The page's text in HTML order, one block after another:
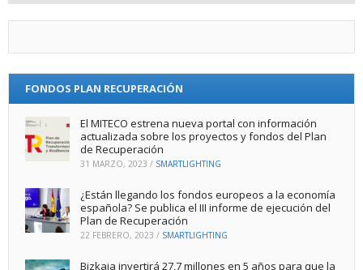
FONDOS PLAN RECUPERACIÓN
El MITECO estrena nueva portal con información
actualizada sobre los proyectos y fondos del Plan
de Recuperación
31 MARZO, 2023 / SMARTLIGHTING
¿Están llegando los fondos europeos a la economía
española? Se publica el III informe de ejecución del
Plan de Recuperación
22 FEBRERO, 2023 / SMARTLIGHTING
Bizkaia invertirá 27,7 millones en 5 años para que la